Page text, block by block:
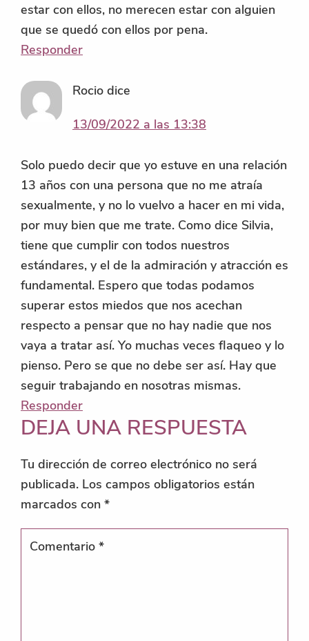
estar con ellos, no merecen estar con alguien
que se quedó con ellos por pena.
Responder
Rocio dice
13/09/2022 a las 13:38
Solo puedo decir que yo estuve en una relación
13 años con una persona que no me atraía
sexualmente, y no lo vuelvo a hacer en mi vida,
por muy bien que me trate. Como dice Silvia,
tiene que cumplir con todos nuestros
estándares, y el de la admiración y atracción es
fundamental. Espero que todas podamos
superar estos miedos que nos acechan
respecto a pensar que no hay nadie que nos
vaya a tratar así. Yo muchas veces flaqueo y lo
pienso. Pero se que no debe ser así. Hay que
seguir trabajando en nosotras mismas.
Responder
DEJA UNA RESPUESTA
Tu dirección de correo electrónico no será
publicada. Los campos obligatorios están
marcados con *